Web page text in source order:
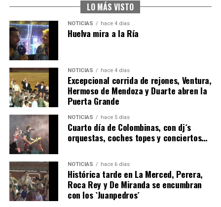
CUARTA CORRIDA DE LAS FIESTAS COLOMBINAS
2026
hace 5 días Huelvatv
LO MÁS VISTO
NOTICIAS hace 4 días
Huelva mira a la Ría
NOTICIAS hace 4 días
Excepcional corrida de rejones, Ventura,
Hermoso de Mendoza y Duarte abren la
Puerta Grande
NOTICIAS hace 5 días
Cuarto día de Colombinas, con dj´s
orquestas, coches topes y conciertos…
NOTICIAS hace 6 días
Histórica tarde en La Merced, Perera,
Roca Rey y De Miranda se encumbran
con los `Juanpedros´